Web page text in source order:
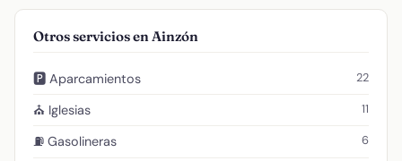
Otros servicios en Ainzón
🅿️ Aparcamientos 22
⛪ Iglesias 11
⛽ Gasolineras 6